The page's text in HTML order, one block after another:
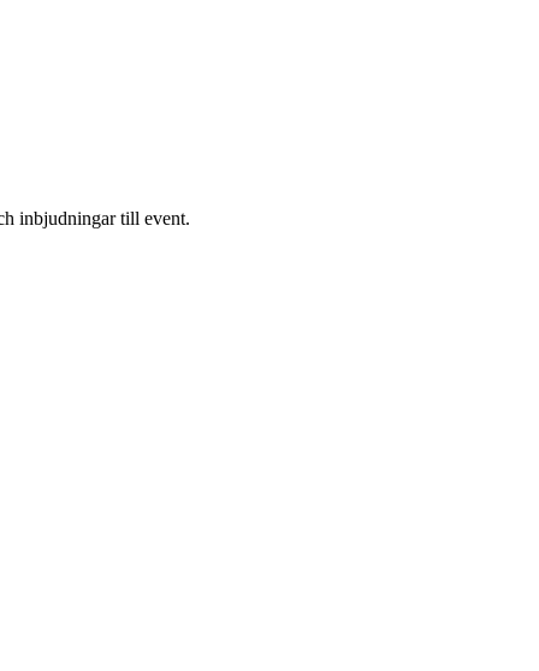
inbjudningar till event.